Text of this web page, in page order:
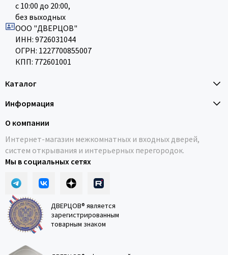
с 10:00 до 20:00,
без выходных
ООО "ДВЕРЦОВ"
ИНН: 9726031044
ОГРН: 1227700855007
КПП: 772601001
Каталог
Информация
О компании
Интернет-магазин межкомнатных и входных дверей,
систем открывания и интерьерных перегородок.
Мы в социальных сетях
ДВЕРЦОВ® является
зарегистрированным
товарным знаком